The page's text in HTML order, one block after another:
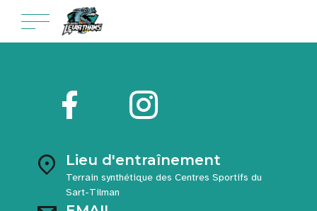
Lieu d'entraînement
Terrain synthétique des Centres Sportifs du
Sart-Tilman